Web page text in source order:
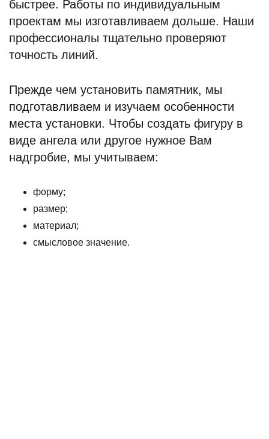
быстрее. Работы по индивидуальным
проектам мы изготавливаем дольше. Наши
профессионалы тщательно проверяют
точность линий.
Прежде чем установить памятник, мы
подготавливаем и изучаем особенности
места установки. Чтобы создать фигуру в
виде ангела или другое нужное Вам
надгробие, мы учитываем:
форму;
размер;
материал;
смысловое значение.